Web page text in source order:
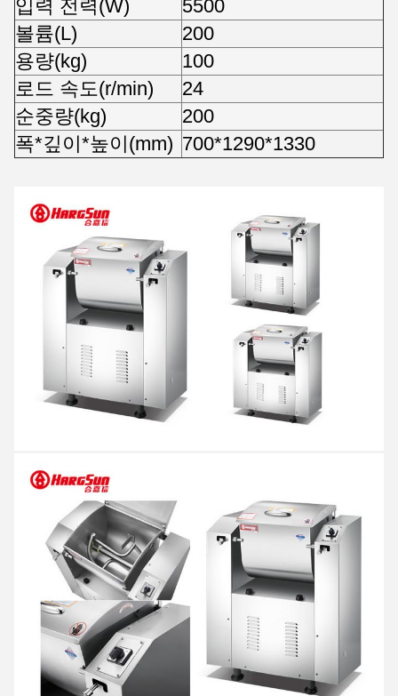
입력 전력(W)
5500
볼륨(L)
200
용량(kg)
100
로드 속도(r/min)
24
순중량(kg)
200
폭*깊이*높이(mm) 700*1290*1330